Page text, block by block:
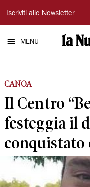
La
Nuova
Ferrara
Iscriviti alle Newsletter
MENU
CANOA
Il Centro
festeggia il
conquistato